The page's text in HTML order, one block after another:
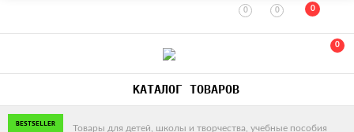
0 0 0
0
КАТАЛОГ ТОВАРОВ
Главная
Товары для детей, школы и творчества, учебные пособия
BESTSELLER